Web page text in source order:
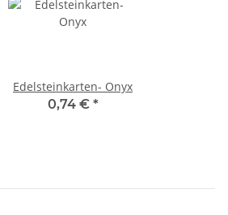
Edelsteinkarten- Onyx
0,74 € *